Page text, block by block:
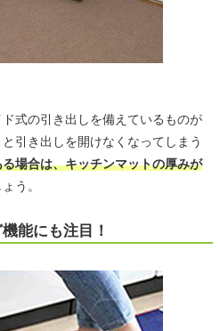
式の引き出しを備えているものが
引き出しを開けなくなってしまう
場合は、キッチンマットの厚みが
う。
能にも注目！